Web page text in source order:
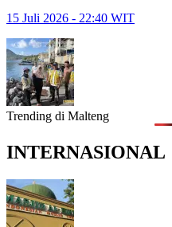
15 Juli 2026 - 22:40 WIT
Trending di Malteng
INTERNASIONAL